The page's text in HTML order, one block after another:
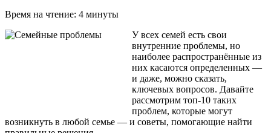
Время на чтение: 4 минуты
У всех семей есть свои
внутренние проблемы, но
наиболее распространённые из
них касаются определенных —
и даже, можно сказать,
ключевых вопросов. Давайте
рассмотрим топ-10 таких
проблем, которые могут
возникнуть в любой семье — и советы, помогающие найти